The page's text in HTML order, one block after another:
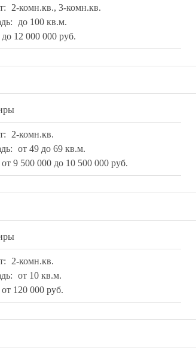
2-комн.кв., 3-комн.кв.
до 100 кв.м.
до 12 000 000 руб.
2-комн.кв.
от 49 до 69 кв.м.
от 9 500 000 до 10 500 000 руб.
2-комн.кв.
от 10 кв.м.
от 120 000 руб.